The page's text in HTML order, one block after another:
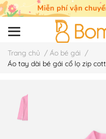
Trang chủ / Áo bé gái /
Áo tay dài bé gái cổ lọ zip